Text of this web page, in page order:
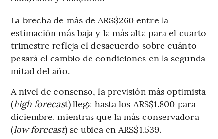
La brecha de más de ARS$260 entre la
estimación más baja y la más alta para el cuarto
trimestre refleja el desacuerdo sobre cuánto
pesará el cambio de condiciones en la segunda
mitad del año.
A nivel de consenso, la previsión más optimista
(high forecast) llega hasta los ARS$1.800 para
diciembre, mientras que la más conservadora
(low forecast) se ubica en ARS$1.539.